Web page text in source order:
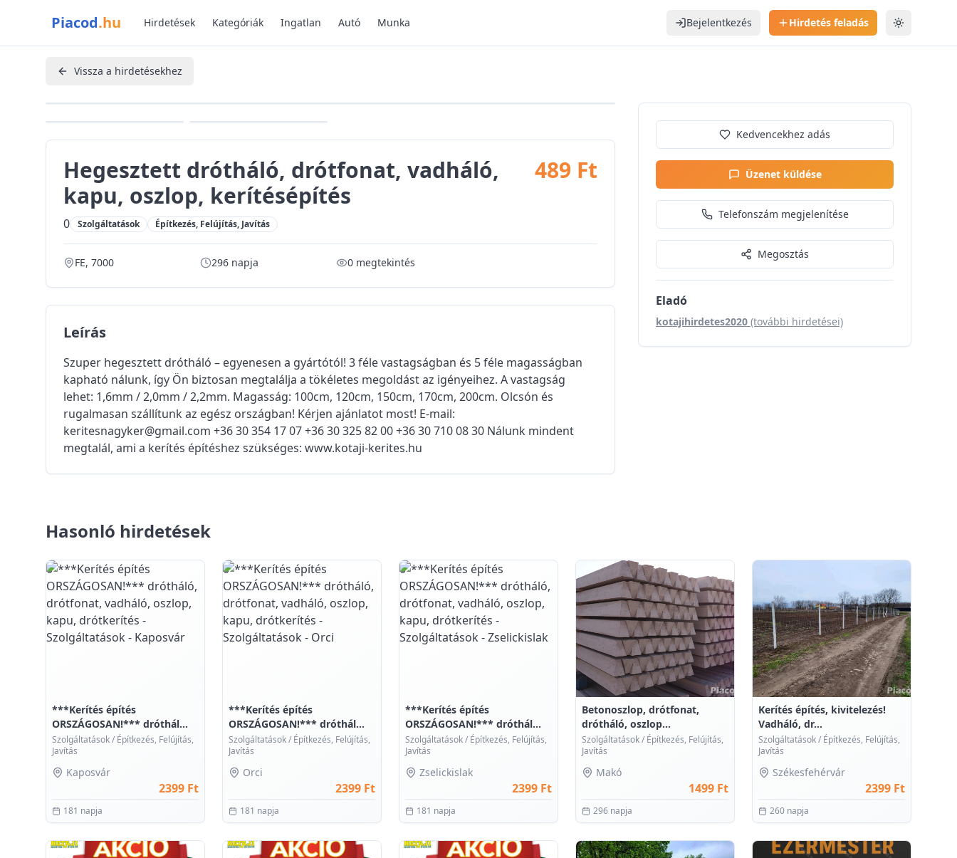
Piacod.hu Hirdetések Kategóriák Ingatlan Autó Munka Bejelentkezés Hirdetés feladás Téma váltás
Vissza a hirdetésekhez
Hegesztett drótháló, drótfonat, vadháló,
kapu, oszlop, kerítésépítés
0 Szolgáltatások Építkezés, Felújítás, Javítás
489 Ft
FE, 7000 296 napja 0 megtekintés
Leírás
Szuper hegesztett drótháló – egyenesen a gyártótól! 3 féle vastagságban és 5 féle magasságban
kapható nálunk, így Ön biztosan megtalálja a tökéletes megoldást az igényeihez. A vastagság
lehet: 1,6mm / 2,0mm / 2,2mm. Magasság: 100cm, 120cm, 150cm, 170cm, 200cm. Olcsón és
rugalmasan szállítunk az egész országban! Kérjen ajánlatot most! E-mail:
keritesnagyker@gmail.com +36 30 354 17 07 +36 30 325 82 00 +36 30 710 08 30 Nálunk mindent
megtalál, ami a kerítés építéshez szükséges: www.kotaji-kerites.hu
Kedvencekhez adás
Üzenet küldése
Telefonszám megjelenítése
Megosztás
Eladó
kotajihirdetes2020 (további hirdetései)
Hasonló hirdetések
0
***Kerítés építés
ORSZÁGOSAN!*** dróthál...
Szolgáltatások/ Építkezés, Felújítás,
Javítás
Kaposvár
2399 Ft
181 napja
0
***Kerítés építés
ORSZÁGOSAN!*** dróthál...
Szolgáltatások/ Építkezés, Felújítás,
Javítás
Orci
2399 Ft
181 napja
0
***Kerítés építés
ORSZÁGOSAN!*** dróthál...
Szolgáltatások/ Építkezés, Felújítás,
Javítás
Zselickislak
2399 Ft
181 napja
Betonoszlop, drótfonat,
drótháló, oszlop...
Szolgáltatások/ Építkezés, Felújítás,
Javítás
Makó
1499 Ft
296 napja
0
Kerítés építés, kivitelezés!
Vadháló, dr...
Szolgáltatások/ Építkezés, Felújítás,
Javítás
Székesfehérvár
2399 Ft
260 napja
0 0 0 0 0